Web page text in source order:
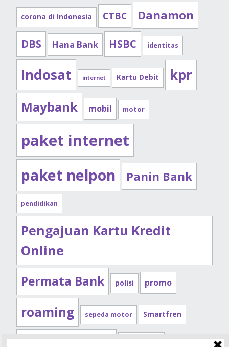
corona di Indonesia CTBC Danamon
DBS Hana Bank HSBC identitas
Indosat internet Kartu Debit kpr
Maybank mobil motor
paket internet
paket nelpon Panin Bank
pendidikan
Pengajuan Kartu Kredit
Online
Permata Bank polisi promo
roaming sepeda motor Smartfren
Standard Chartered